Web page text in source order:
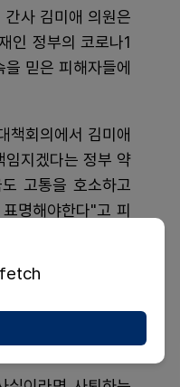
사 김미애 의원은
인 정부의 코로나1
믿은 피해자들에
책회의에서 김미애
지겠다는 정부 약
고통을 호소하고
명해야한다"고 피
해서도 지적했다.
해충돌 사례로 지